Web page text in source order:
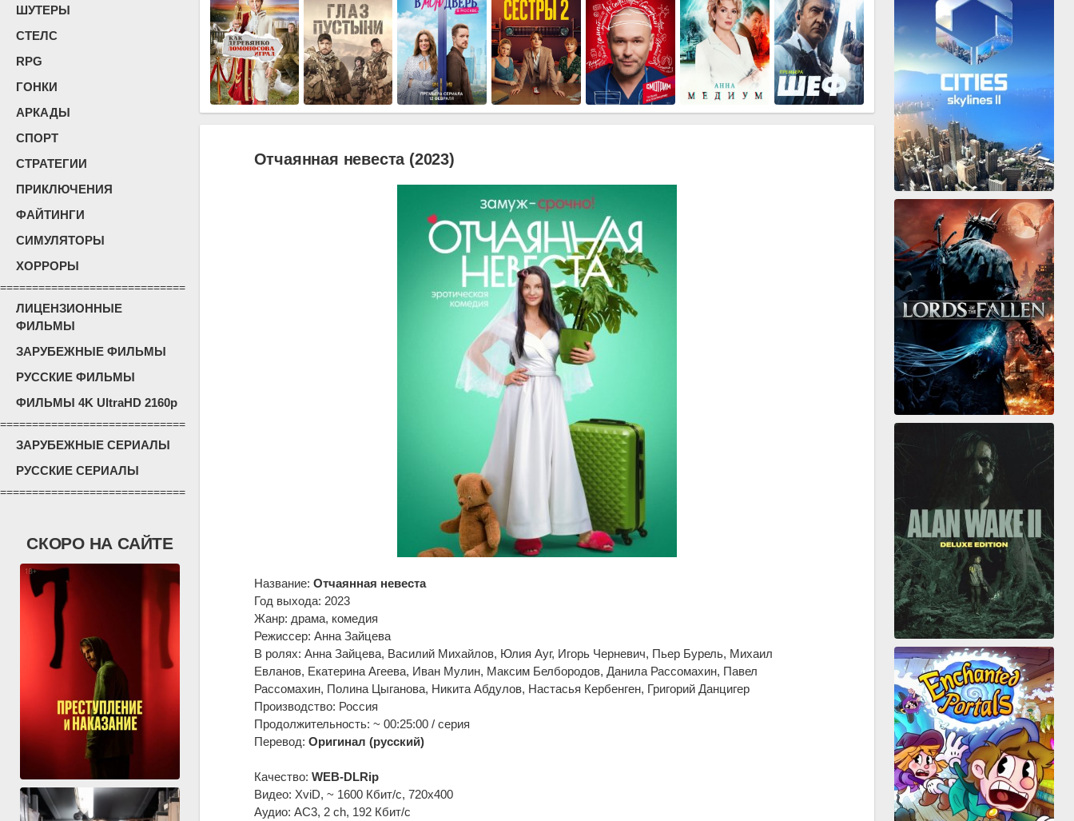
ШУТЕРЫ
СТЕЛС
RPG
ГОНКИ
АРКАДЫ
СПОРТ
СТРАТЕГИИ
ПРИКЛЮЧЕНИЯ
ФАЙТИНГИ
СИМУЛЯТОРЫ
ХОРРОРЫ
=============================
ЛИЦЕНЗИОННЫЕ
ФИЛЬМЫ
ЗАРУБЕЖНЫЕ ФИЛЬМЫ
РУССКИЕ ФИЛЬМЫ
ФИЛЬМЫ 4K UltraHD 2160p
=============================
ЗАРУБЕЖНЫЕ СЕРИАЛЫ
РУССКИЕ СЕРИАЛЫ
=============================
СКОРО НА САЙТЕ
Отчаянная невеста (2023)
Название: Отчаянная невеста
Год выхода: 2023
Жанр: драма, комедия
Режиссер: Анна Зайцева
В ролях: Анна Зайцева, Василий Михайлов, Юлия Ауг, Игорь Черневич, Пьер Бурель, Михаил
Евланов, Екатерина Агеева, Иван Мулин, Максим Белбородов, Данила Рассомахин, Павел
Рассомахин, Полина Цыганова, Никита Абдулов, Настасья Кербенген, Григорий Данцигер
Производство: Россия
Продолжительность: ~ 00:25:00 / серия
Перевод: Оригинал (русский)
Качество: WEB-DLRip
Видео: XviD, ~ 1600 Кбит/с, 720x400
Аудио: AC3, 2 ch, 192 Кбит/с